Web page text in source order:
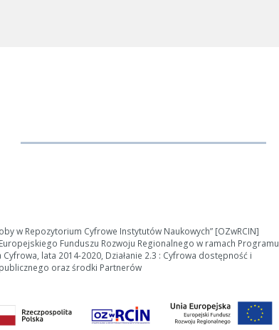
w Repozytorium Cyfrowe Instytutów Naukowych” [OZwRCIN]
Funduszu Rozwoju Regionalnego w ramach Programu
lata 2014-2020, Działanie 2.3 : Cyfrowa dostępność i
oraz środki Partnerów